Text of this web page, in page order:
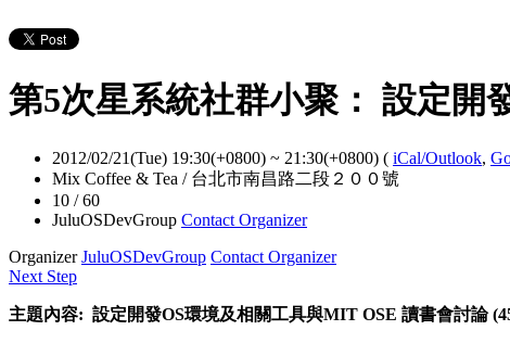
第5次星系統社群小聚： 設定開
2012/02/21(Tue) 19:30(+0800) ~ 21:30(+0800) ( iCal/Outlook,
Mix Coffee & Tea / 台北市南昌路二段２００號
10 / 60
JuluOSDevGroup Contact Organizer
OrganizerJuluOSDevGroup Contact Organizer
Next Step
主題內容: 設定開發OS環境及相關工具與MIT OSE 讀書會討論